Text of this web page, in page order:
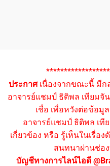
ประกาศเนื่องจากขณะนี้ มีก
อาจารย์แชมป์ ธิติพล เทียมจั
เชื่อ เพื่อหวังต่อข้อ
อาจารย์แชมป์ ธิติพล เที
เกี่ยวข้อง หรือ รู้เห็นในเรื่อ
สนทนาผ่านช่อ
บัญชีทางการไลน์ไอดี